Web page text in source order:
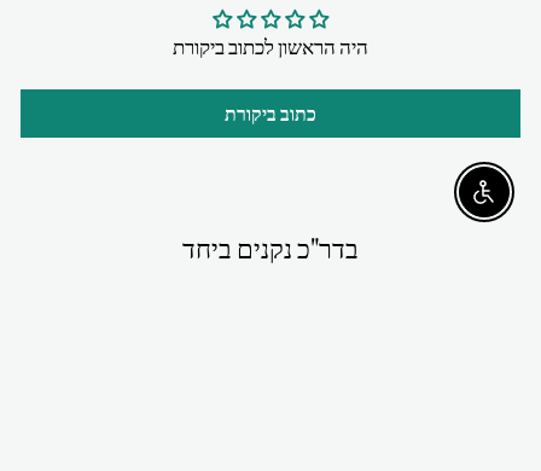
היה הראשון לכתוב ביקורת
כתוב ביקורת
בדר"כ נקנים ביחד
Enable accessibility